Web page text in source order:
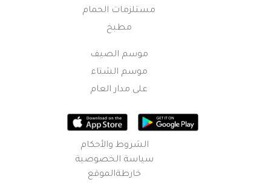
مستلزمات الحمام
مطبخ
موسم الصيف
موسم الشتاء
على مدار العام
الشروط والأحكام
سياسة الخصوصية
خارطةالموقع